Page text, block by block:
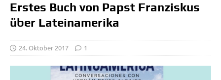
Erstes Buch von Papst Franziskus
über Lateinamerika
24. Oktober 2017 1